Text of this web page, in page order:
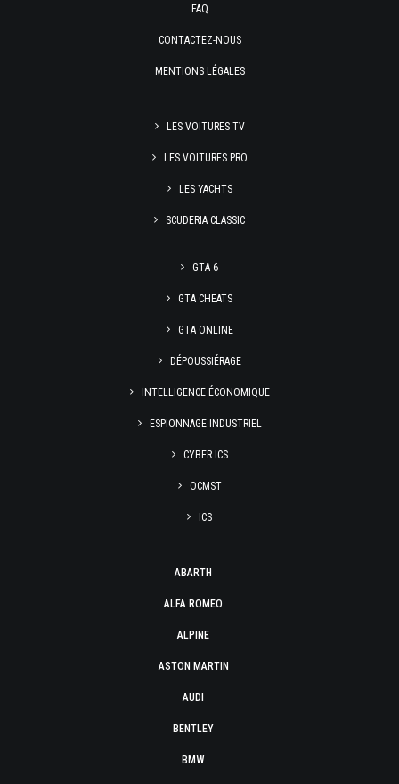
FAQ
CONTACTEZ-NOUS
MENTIONS LÉGALES
LES VOITURES TV
LES VOITURES PRO
LES YACHTS
SCUDERIA CLASSIC
GTA 6
GTA CHEATS
GTA ONLINE
DÉPOUSSIÉRAGE
INTELLIGENCE ÉCONOMIQUE
ESPIONNAGE INDUSTRIEL
CYBER ICS
OCMST
ICS
ABARTH
ALFA ROMEO
ALPINE
ASTON MARTIN
AUDI
BENTLEY
BMW